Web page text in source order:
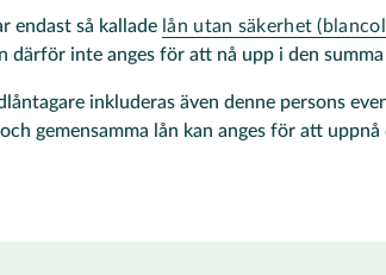
endast så kallade lån utan säkerhet
därför inte anges för att nå upp i den
inkluderas även denne persons
gemensamma lån kan anges för att